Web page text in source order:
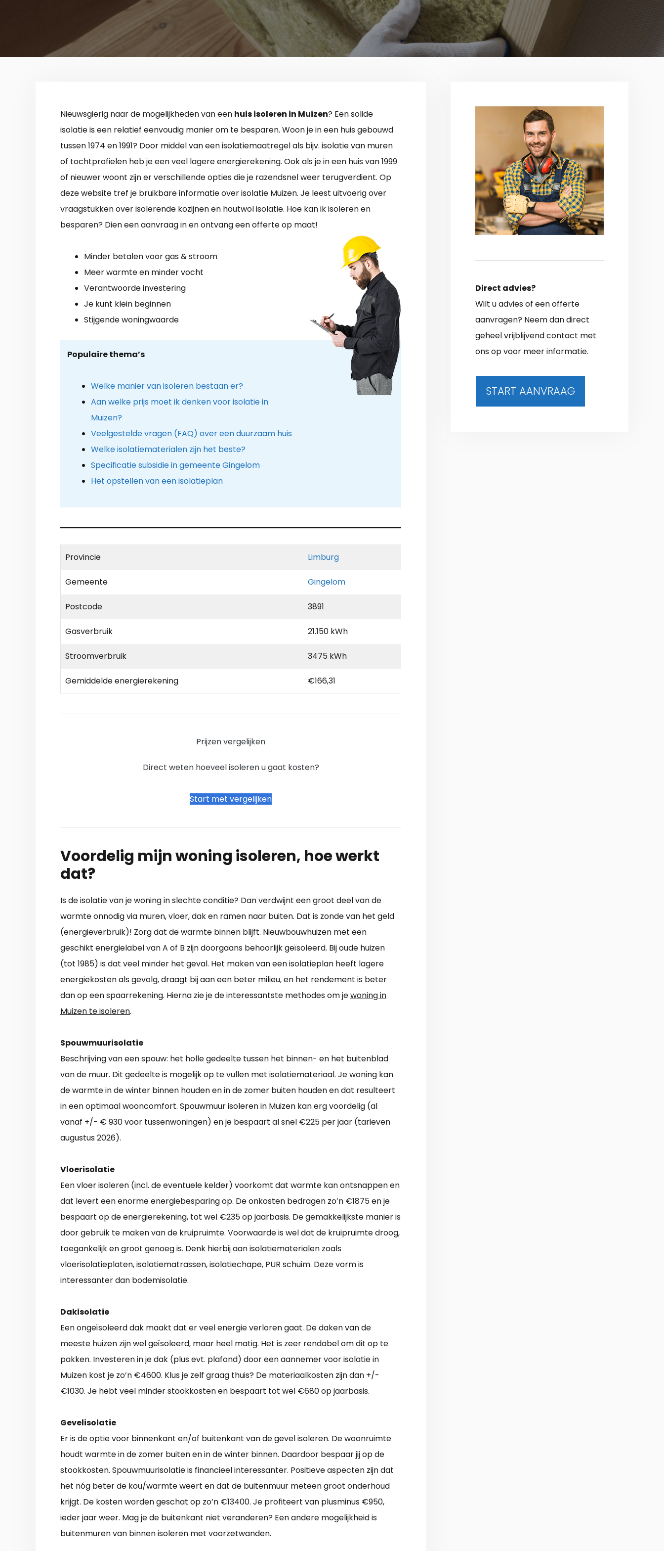
Nieuwsgierig naar de mogelijkheden van een huis isoleren in Muizen? Een solide
isolatie is een relatief eenvoudig manier om te besparen. Woon je in een huis gebouwd
tussen 1974 en 1991? Door middel van een isolatiemaatregel als bijv. isolatie van muren
of tochtprofielen heb je een veel lagere energierekening. Ook als je in een huis van 1999
of nieuwer woont zijn er verschillende opties die je razendsnel weer terugverdient. Op
deze website tref je bruikbare informatie over isolatie Muizen. Je leest uitvoerig over
vraagstukken over isolerende kozijnen en houtwol isolatie. Hoe kan ik isoleren en
besparen? Dien een aanvraag in en ontvang een offerte op maat!
Minder betalen voor gas & stroom
Meer warmte en minder vocht
Verantwoorde investering
Je kunt klein beginnen
Stijgende woningwaarde
Populaire thema’s
Welke manier van isoleren bestaan er?
Aan welke prijs moet ik denken voor isolatie in
Muizen?
Veelgestelde vragen (FAQ) over een duurzaam huis
Welke isolatiematerialen zijn het beste?
Specificatie subsidie in gemeente Gingelom
Het opstellen van een isolatieplan
Provincie Limburg
Gemeente Gingelom
Postcode 3891
Gasverbruik 21.150 kWh
Stroomverbruik 3475 kWh
Gemiddelde energierekening €166,31
Prijzen vergelijken
Direct weten hoeveel isoleren u gaat kosten?
Start met vergelijken
Voordelig mijn woning isoleren, hoe werkt
dat?
Is de isolatie van je woning in slechte conditie? Dan verdwijnt een groot deel van de
warmte onnodig via muren, vloer, dak en ramen naar buiten. Dat is zonde van het geld
(energieverbruik)! Zorg dat de warmte binnen blijft. Nieuwbouwhuizen met een
geschikt energielabel van A of B zijn doorgaans behoorlijk geïsoleerd. Bij oude huizen
(tot 1985) is dat veel minder het geval. Het maken van een isolatieplan heeft lagere
energiekosten als gevolg, draagt bij aan een beter milieu, en het rendement is beter
dan op een spaarrekening. Hierna zie je de interessantste methodes om jewoning in
Muizen te isoleren.
Spouwmuurisolatie
Beschrijving van een spouw: het holle gedeelte tussen het binnen- en het buitenblad
van de muur. Dit gedeelte is mogelijk op te vullen met isolatiemateriaal. Je woning kan
de warmte in de winter binnen houden en in de zomer buiten houden en dat resulteert
in een optimaal wooncomfort. Spouwmuur isoleren in Muizen kan erg voordelig (al
vanaf +/- € 930 voor tussenwoningen) en je bespaart al snel €225 per jaar (tarieven
augustus 2026).
Vloerisolatie
Een vloer isoleren (incl. de eventuele kelder) voorkomt dat warmte kan ontsnappen en
dat levert een enorme energiebesparing op. De onkosten bedragen zo’n €1875 en je
bespaart op de energierekening, tot wel €235 op jaarbasis. De gemakkelijkste manier is
door gebruik te maken van de kruipruimte. Voorwaarde is wel dat de kruipruimte droog,
toegankelijk en groot genoeg is. Denk hierbij aan isolatiematerialen zoals
vloerisolatieplaten, isolatiematrassen, isolatiechape, PUR schuim. Deze vorm is
interessanter dan bodemisolatie.
Dakisolatie
Een ongeïsoleerd dak maakt dat er veel energie verloren gaat. De daken van de
meeste huizen zijn wel geïsoleerd, maar heel matig. Het is zeer rendabel om dit op te
pakken. Investeren in je dak (plus evt. plafond) door een aannemer voor isolatie in
Muizen kost je zo’n €4600. Klus je zelf graag thuis? De materiaalkosten zijn dan +/-
€1030. Je hebt veel minder stookkosten en bespaart tot wel €680 op jaarbasis.
Gevelisolatie
Er is de optie voor binnenkant en/of buitenkant van de gevel isoleren. De woonruimte
houdt warmte in de zomer buiten en in de winter binnen. Daardoor bespaar jij op de
stookkosten. Spouwmuurisolatie is financieel interessanter. Positieve aspecten zijn dat
het nóg beter de kou/warmte weert en dat de buitenmuur meteen groot onderhoud
krijgt. De kosten worden geschat op zo’n €13400. Je profiteert van plusminus €950,
ieder jaar weer. Mag je de buitenkant niet veranderen? Een andere mogelijkheid is
buitenmuren van binnen isoleren met voorzetwanden.
Direct advies?
Wilt u advies of een offerte
aanvragen? Neem dan direct
geheel vrijblijvend contact met
ons op voor meer informatie.
START AANVRAAG